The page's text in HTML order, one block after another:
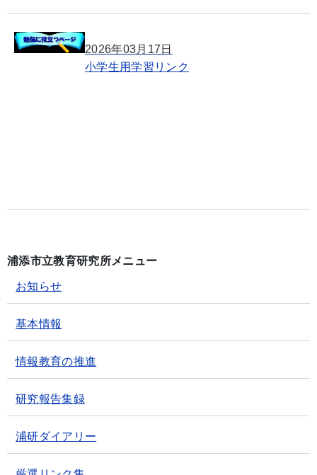
2026年03月17日
小学生用学習リンク
浦添市立教育研究所メニュー
お知らせ
基本情報
情報教育の推進
研究報告集録
浦研ダイアリー